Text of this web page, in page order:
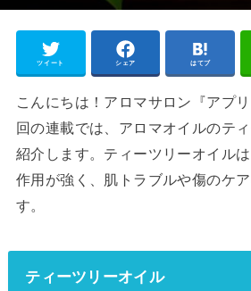
ツイート シェア はてブ
こんにちは！アロマサロン『アプ
回の連載では、アロマオイルのテ
紹介します。ティーツリーオイル
作用が強く、肌トラブルや傷のケ
す。
ティーツリーオイル